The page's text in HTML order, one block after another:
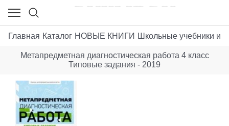
Главная Каталог НОВЫЕ КНИГИ Школьные учебники и
Метапредметная диагностическая работа 4 класс
Типовые задания - 2019